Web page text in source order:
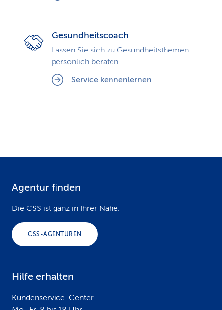
Gesundheitscoach
Lassen Sie sich zu Gesundheits­themen
persönlich beraten.
Service kennenlernen
Agentur finden
Die CSS ist ganz in Ihrer Nähe.
CSS-AGENTUREN
Hilfe erhalten
Kundenservice-Center